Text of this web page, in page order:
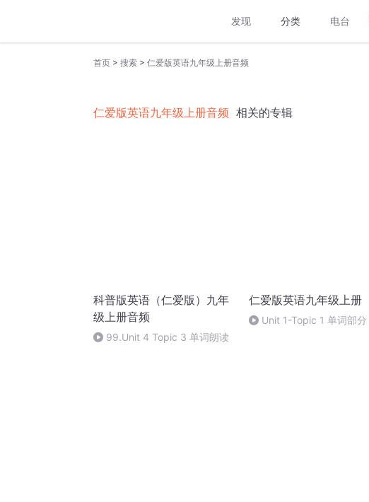
发现 分类 电台
首页 > 搜索 > 仁爱版英语九年级上册音频
仁爱版英语九年级上册音频 相关的专辑
科普版英语（仁爱版）九年
级上册音频
99.Unit 4 Topic 3 单词朗读
仁爱版英语九年级上册
Unit 1-Topic 1 单词部分